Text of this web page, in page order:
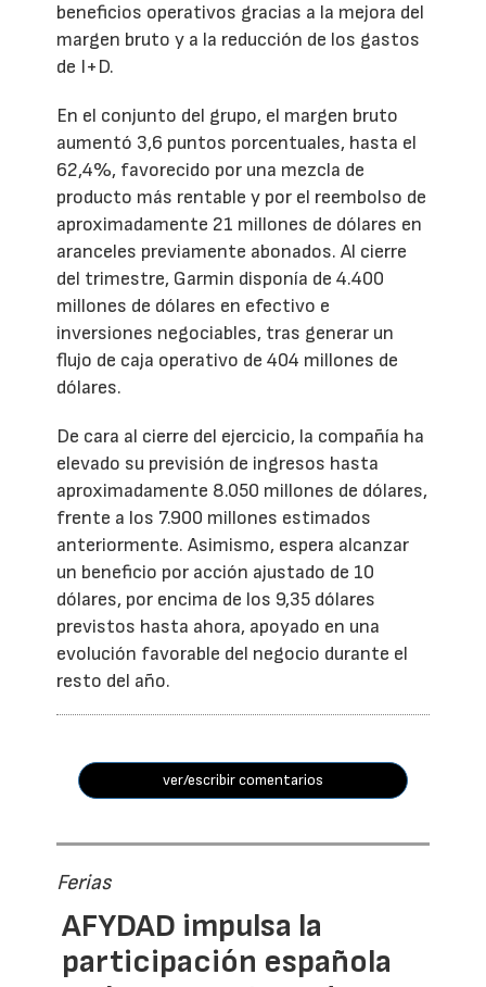
beneficios operativos gracias a la mejora del
margen bruto y a la reducción de los gastos
de I+D.
En el conjunto del grupo, el margen bruto
aumentó 3,6 puntos porcentuales, hasta el
62,4%, favorecido por una mezcla de
producto más rentable y por el reembolso de
aproximadamente 21 millones de dólares en
aranceles previamente abonados. Al cierre
del trimestre, Garmin disponía de 4.400
millones de dólares en efectivo e
inversiones negociables, tras generar un
flujo de caja operativo de 404 millones de
dólares.
De cara al cierre del ejercicio, la compañía ha
elevado su previsión de ingresos hasta
aproximadamente 8.050 millones de dólares,
frente a los 7.900 millones estimados
anteriormente. Asimismo, espera alcanzar
un beneficio por acción ajustado de 10
dólares, por encima de los 9,35 dólares
previstos hasta ahora, apoyado en una
evolución favorable del negocio durante el
resto del año.
ver/escribir comentarios
Ferias
AFYDAD impulsa la
participación española